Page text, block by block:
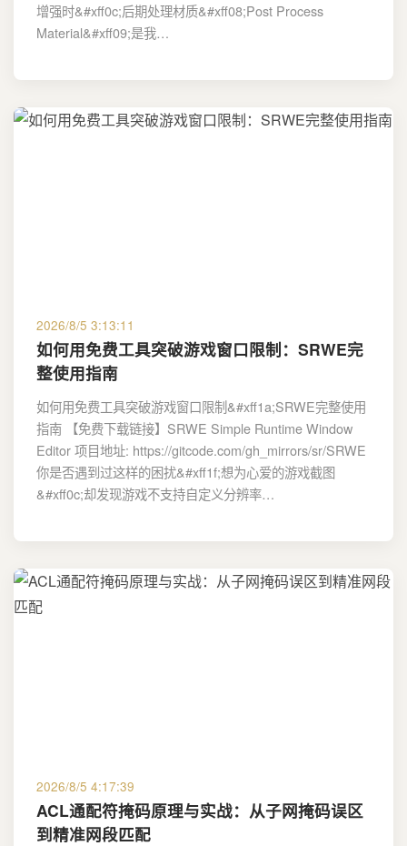
增强时&#xff0c;后期处理材质&#xff08;Post Process
Material&#xff09;是我…
2026/8/5 3:13:11
如何用免费工具突破游戏窗口限制：SRWE完
整使用指南
如何用免费工具突破游戏窗口限制&#xff1a;SRWE完整使用
指南 【免费下载链接】SRWE Simple Runtime Window
Editor 项目地址: https://gitcode.com/gh_mirrors/sr/SRWE
你是否遇到过这样的困扰&#xff1f;想为心爱的游戏截图
&#xff0c;却发现游戏不支持自定义分辨率…
2026/8/5 4:17:39
ACL通配符掩码原理与实战：从子网掩码误区
到精准网段匹配